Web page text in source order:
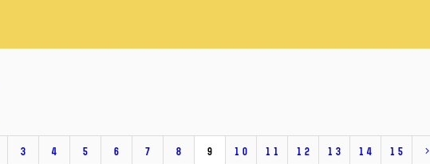
3 4 5 6 7 8 9 10 11 12 13 14 15